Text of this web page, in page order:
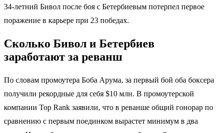
34-летний Бивол после боя с Бетербиевым потерпел первое
поражение в карьере при 23 победах.
Сколько Бивол и Бетербиев
заработают за реванш
По словам промоутера Боба Арума, за первый бой оба боксера
получили рекордные для себя $10 млн. В промоутерской
компании Top Rank заявили, что в реванше общий гонорар по
сравнению с первым поединком вырастет минимум в два